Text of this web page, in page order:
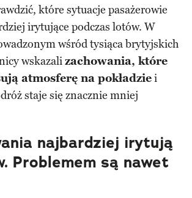
które sytuacje pasażerowie
irytujące podczas lotów. W
wśród tysiąca brytyjskich
wskazalizachowania, które
atmosferę na pokładziei
staje się znacznie mniej
najbardziej irytują
Problemem są nawet